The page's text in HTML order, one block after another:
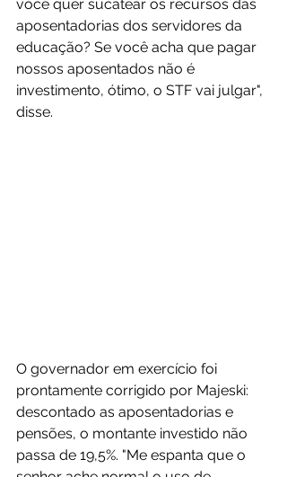
você quer sucatear os recursos das
aposentadorias dos servidores da
educação? Se você acha que pagar
nossos aposentados não é
investimento, ótimo, o STF vai julgar",
disse.
O governador em exercício foi
prontamente corrigido por Majeski:
descontado as aposentadorias e
pensões, o montante investido não
passa de 19,5%. "Me espanta que o